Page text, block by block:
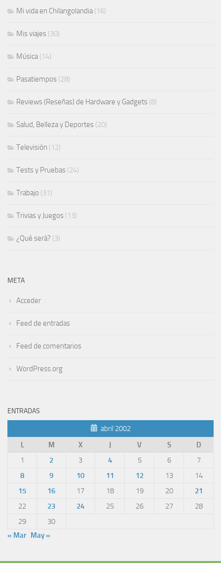
Mi vida en Chilangolandia(16)
Mis viajes (30)
Música(14)
Pasatiempos (28)
Reviews (Reseñas) de Hardware y Gadgets (8)
Salud, Belleza y Deportes (20)
Televisión (12)
Tests y Pruebas (24)
Trabajo (31)
Trivias y Juegos (13)
¿Qué será? (3)
META
Acceder
Feed de entradas
Feed de comentarios
WordPress.org
ENTRADAS
abril 2002
L
M X J V S
D
1
2 3 4 5 6
7
8
9 10 11 12 13
14
15
16 17 18 19 20
21
22
23 24 25 26 27
28
29
30
« Mar May »